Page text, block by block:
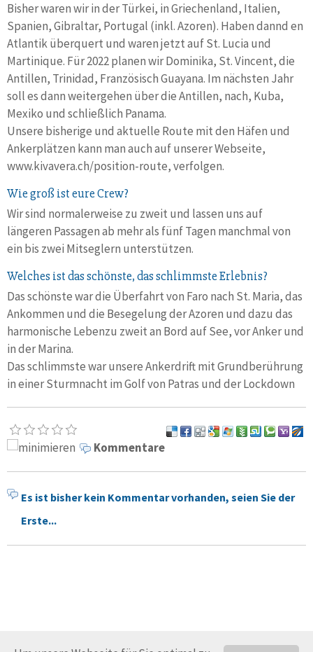
Bisher waren wir in der Türkei, in Griechenland, Italien,
Spanien, Gibraltar, Portugal (inkl. Azoren). Haben dannd en
Atlantik überquert und waren jetzt auf St. Lucia und
Martinique. Für 2022 planen wir Dominika, St. Vincent, die
Antillen, Trinidad, Französisch Guayana. Im nächsten Jahr
soll es dann weitergehen über die Antillen, nach, Kuba,
Mexiko und schließlich Panama.
Unsere bisherige und aktuelle Route mit den Häfen und
Ankerplätzen kann man auch auf unserer Webseite,
www.kivavera.ch/position-route, verfolgen.
Wie groß ist eure Crew?
Wir sind normalerweise zu zweit und lassen uns auf
längeren Passagen ab mehr als fünf Tagen manchmal von
ein bis zwei Mitseglern unterstützen.
Welches ist das schönste, das schlimmste Erlebnis?
Das schönste war die Überfahrt von Faro nach St. Maria, das
Ankommen und die Besegelung der Azoren und dazu das
harmonische Lebenzu zweit an Bord auf See, vor Anker und
in der Marina.
Das schlimmste war unsere Ankerdrift mit Grundberührung
in einer Sturmnacht im Golf von Patras und der Lockdown
Kommentare
Es ist bisher kein Kommentar vorhanden, seien Sie der
Erste...